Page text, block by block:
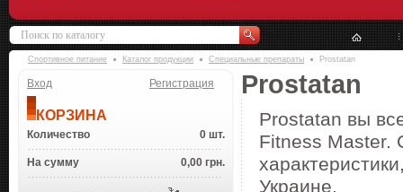
Спортивное питание Каталог продукции Специальные препараты Prostatan
Вход Регистрация
КОРЗИНА
Количество 0 шт.
На сумму 0,00 грн.
Prostatan
Prostatan вы
Fitness Master.
Украине.